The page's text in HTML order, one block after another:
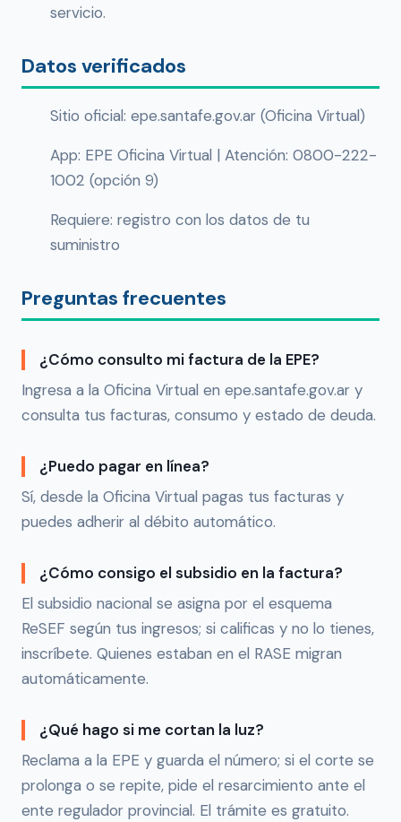
servicio.
Datos verificados
Sitio oficial: epe.santafe.gov.ar (Oficina Virtual)
App: EPE Oficina Virtual | Atención: 0800-222-
1002 (opción 9)
Requiere: registro con los datos de tu
suministro
Preguntas frecuentes
¿Cómo consulto mi factura de la EPE?
Ingresa a la Oficina Virtual en epe.santafe.gov.ar y
consulta tus facturas, consumo y estado de deuda.
¿Puedo pagar en línea?
Sí, desde la Oficina Virtual pagas tus facturas y
puedes adherir al débito automático.
¿Cómo consigo el subsidio en la factura?
El subsidio nacional se asigna por el esquema
ReSEF según tus ingresos; si calificas y no lo tienes,
inscríbete. Quienes estaban en el RASE migran
automáticamente.
¿Qué hago si me cortan la luz?
Reclama a la EPE y guarda el número; si el corte se
prolonga o se repite, pide el resarcimiento ante el
ente regulador provincial. El trámite es gratuito.